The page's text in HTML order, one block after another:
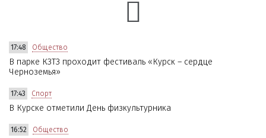
17:48 Общество
В парке КЗТЗ проходит фестиваль «Курск – сердце
Черноземья»
17:43 Спорт
В Курске отметили День физкультурника
16:52 Общество